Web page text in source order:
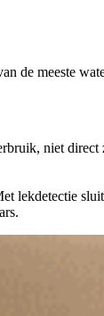
de meeste
niet
lekdetectie